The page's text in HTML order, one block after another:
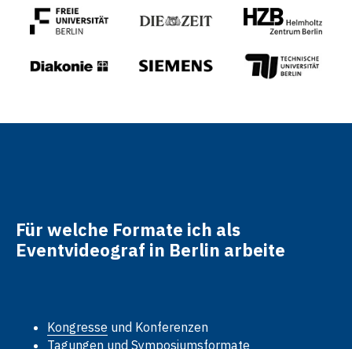
Für welche Formate ich als
Eventvideograf in Berlin arbeite
Kongresse und Konferenzen
Tagungen und Symposiumsformate